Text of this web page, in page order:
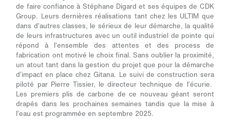
de faire confiance à Stéphane Digard et ses équipes de CDK
Group. Leurs dernières réalisations tant chez les ULTIM que
dans d’autres classes, le sérieux de leur démarche, la qualité
de leurs infrastructures avec un outil industriel de pointe qui
répond à l’ensemble des attentes et des process de
fabrication ont motivé le choix final. Sans oublier la proximité,
un atout tant dans la gestion du projet que pour la démarche
d’impact en place chez Gitana. Le suivi de construction sera
piloté par Pierre Tissier, le directeur technique de l’écurie.
Les premiers plis de carbone de ce nouveau géant seront
drapés dans les prochaines semaines tandis que la mise à
l’eau est programmée en septembre 2025.